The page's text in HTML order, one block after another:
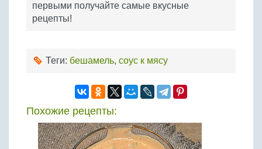
первыми получайте самые вкусные
рецепты!
Теги: бешамель, соус к мясу
Похожие рецепты: